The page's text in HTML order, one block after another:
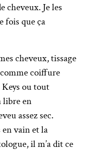
cheveux. Je les
fois que ça
cheveux, tissage
coiffure
ou tout
libre en
assez sec.
en vain et la
il m’a dit ce